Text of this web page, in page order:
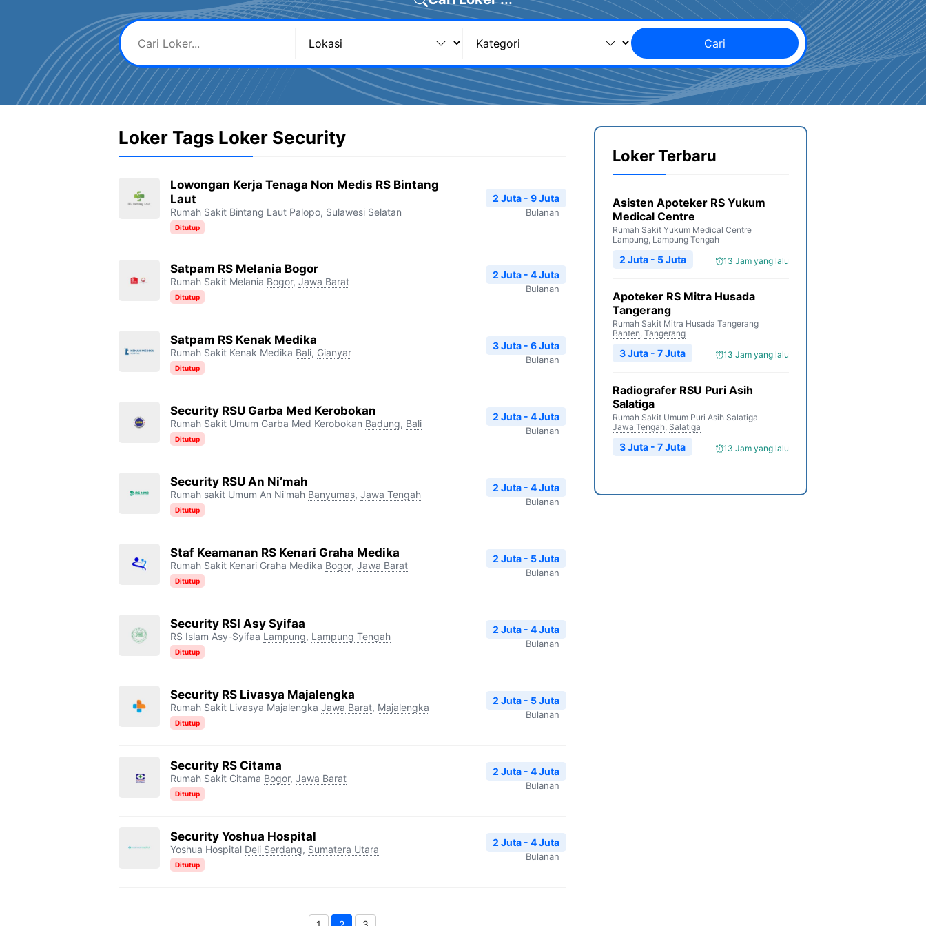
Cari
Loker Tags Loker Security
Lowongan Kerja Tenaga Non Medis RS Bintang
Laut
Rumah Sakit Bintang Laut Palopo, Sulawesi Selatan
Ditutup
2 Juta - 9 Juta
Bulanan
Satpam RS Melania Bogor
Rumah Sakit Melania Bogor, Jawa Barat
Ditutup
2 Juta - 4 Juta
Bulanan
Satpam RS Kenak Medika
Rumah Sakit Kenak Medika Bali, Gianyar
Ditutup
3 Juta - 6 Juta
Bulanan
Security RSU Garba Med Kerobokan
Rumah Sakit Umum Garba Med Kerobokan Badung, Bali
Ditutup
2 Juta - 4 Juta
Bulanan
Security RSU An Ni’mah
Rumah sakit Umum An Ni'mah Banyumas, Jawa Tengah
Ditutup
2 Juta - 4 Juta
Bulanan
Staf Keamanan RS Kenari Graha Medika
Rumah Sakit Kenari Graha Medika Bogor, Jawa Barat
Ditutup
2 Juta - 5 Juta
Bulanan
Security RSI Asy Syifaa
RS Islam Asy-Syifaa Lampung, Lampung Tengah
Ditutup
2 Juta - 4 Juta
Bulanan
Security RS Livasya Majalengka
Rumah Sakit Livasya Majalengka Jawa Barat, Majalengka
Ditutup
2 Juta - 5 Juta
Bulanan
Security RS Citama
Rumah Sakit Citama Bogor, Jawa Barat
Ditutup
2 Juta - 4 Juta
Bulanan
Security Yoshua Hospital
Yoshua Hospital Deli Serdang, Sumatera Utara
Ditutup
2 Juta - 4 Juta
Bulanan
Loker Terbaru
Asisten Apoteker RS Yukum
Medical Centre
Rumah Sakit Yukum Medical Centre
Lampung, Lampung Tengah
13 Jam yang lalu
2 Juta - 5 Juta
Apoteker RS Mitra Husada
Tangerang
Rumah Sakit Mitra Husada Tangerang
Banten, Tangerang
13 Jam yang lalu
3 Juta - 7 Juta
Radiografer RSU Puri Asih
Salatiga
Rumah Sakit Umum Puri Asih Salatiga
Jawa Tengah, Salatiga
13 Jam yang lalu
3 Juta - 7 Juta